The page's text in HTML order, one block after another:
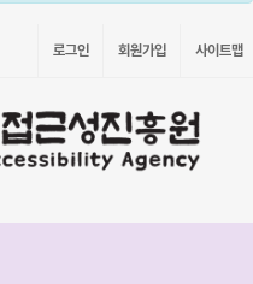
로그인 회원가입 사이트맵